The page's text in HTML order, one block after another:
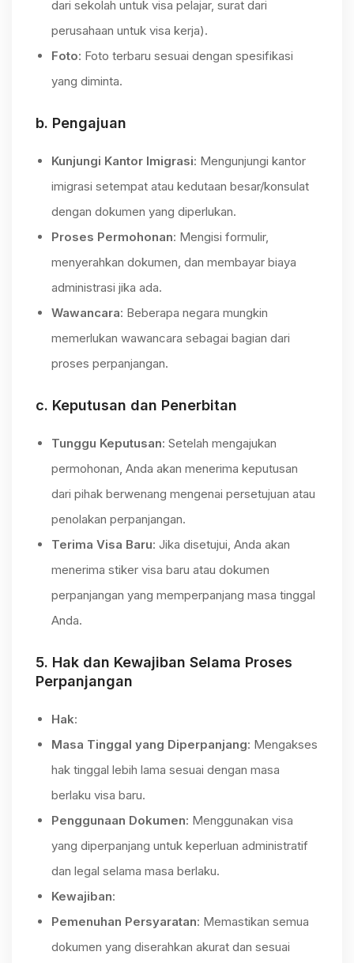
dari sekolah untuk visa pelajar, surat dari
perusahaan untuk visa kerja).
Foto: Foto terbaru sesuai dengan spesifikasi
yang diminta.
b. Pengajuan
Kunjungi Kantor Imigrasi: Mengunjungi kantor
imigrasi setempat atau kedutaan besar/konsulat
dengan dokumen yang diperlukan.
Proses Permohonan: Mengisi formulir,
menyerahkan dokumen, dan membayar biaya
administrasi jika ada.
Wawancara: Beberapa negara mungkin
memerlukan wawancara sebagai bagian dari
proses perpanjangan.
c. Keputusan dan Penerbitan
Tunggu Keputusan: Setelah mengajukan
permohonan, Anda akan menerima keputusan
dari pihak berwenang mengenai persetujuan atau
penolakan perpanjangan.
Terima Visa Baru: Jika disetujui, Anda akan
menerima stiker visa baru atau dokumen
perpanjangan yang memperpanjang masa tinggal
Anda.
5. Hak dan Kewajiban Selama Proses
Perpanjangan
Hak:
Masa Tinggal yang Diperpanjang: Mengakses
hak tinggal lebih lama sesuai dengan masa
berlaku visa baru.
Penggunaan Dokumen: Menggunakan visa
yang diperpanjang untuk keperluan administratif
dan legal selama masa berlaku.
Kewajiban:
Pemenuhan Persyaratan: Memastikan semua
dokumen yang diserahkan akurat dan sesuai